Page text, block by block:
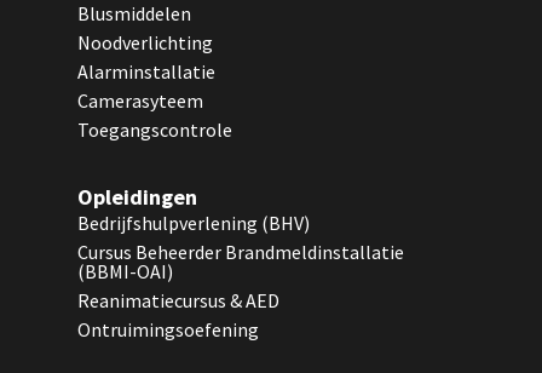
Blusmiddelen
Noodverlichting
Alarminstallatie
Camerasyteem
Toegangscontrole
Opleidingen
Bedrijfshulpverlening (BHV)
Cursus Beheerder Brandmeldinstallatie
(BBMI-OAI)
Reanimatiecursus & AED
Ontruimingsoefening